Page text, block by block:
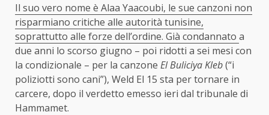
Il suo vero nome è Alaa Yaacoubi, le sue canzoni non
risparmiano critiche alle autorità tunisine,
soprattutto alle forze dell’ordine. Già condannato a
due anni lo scorso giugno – poi ridotti a sei mesi con
la condizionale – per la canzone El Buliciya Kleb(“i
poliziotti sono cani”), Weld El 15 sta per tornare in
carcere, dopo il verdetto emesso ieri dal tribunale di
Hammamet.